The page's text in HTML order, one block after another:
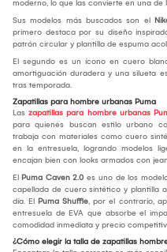
moderno, lo que las convierte en una
Sus modelos más buscados son el
primero destaca por su diseño
patrón circular y plantilla de espuma
El segundo es un ícono en cuero
amortiguación duradera y una silueta
tras temporada.
Zapatillas para hombre urbanas Puma
Las zapatillas para hombre urbanas
para quienes buscan estilo urbano
trabaja con materiales como cuero
en la entresuela, logrando modelos
encajan bien con looks armados con
El Puma Caven 2.0 es uno de los
capellada de cuero sintético y plantilla
día. El Puma Shuffle, por el contrario,
entresuela de EVA que absorbe el
comodidad inmediata y precio
¿Cómo elegir la talla de zapatillas